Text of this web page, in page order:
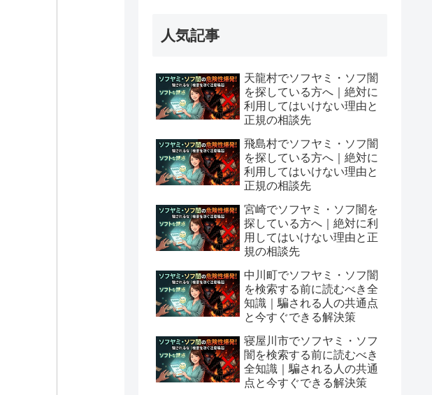
人気記事
天龍村でソフヤミ・ソフ闇
を探している方へ｜絶対に
利用してはいけない理由と
正規の相談先
飛島村でソフヤミ・ソフ闇
を探している方へ｜絶対に
利用してはいけない理由と
正規の相談先
宮崎でソフヤミ・ソフ闇を
探している方へ｜絶対に利
用してはいけない理由と正
規の相談先
中川町でソフヤミ・ソフ闇
を検索する前に読むべき全
知識｜騙される人の共通点
と今すぐできる解決策
寝屋川市でソフヤミ・ソフ
闇を検索する前に読むべき
全知識｜騙される人の共通
点と今すぐできる解決策